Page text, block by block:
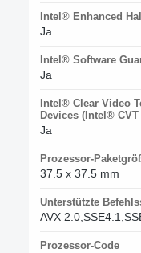
Intel® Enhanced
Ja
Intel® Software
Ja
Intel® Clear Video
Devices (Intel®
Ja
Prozessor-
37.5 x 37.5 mm
Unterstützte
AVX
Prozessor-Code